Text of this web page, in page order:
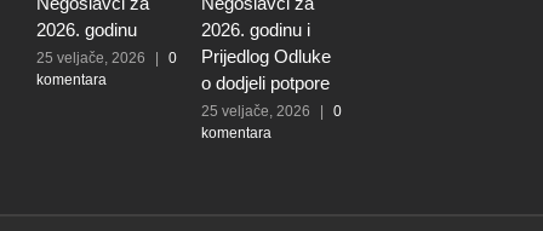
2026. godinu
25 veljače, 2026
0
komentara
2026. godinu i
Prijedlog Odluke
o dodjeli potpore
25 veljače, 2026
0
komentara